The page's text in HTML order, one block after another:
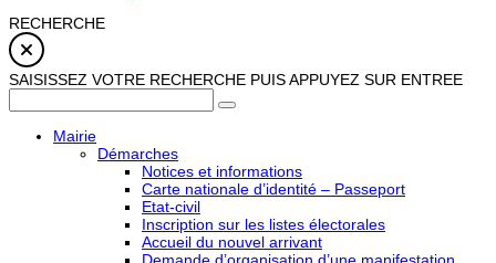
RECHERCHE
SAISISSEZ VOTRE RECHERCHE PUIS APPUYEZ SUR ENTREE
Mairie
Démarches
Notices et informations
Carte nationale d’identité – Passeport
Etat-civil
Inscription sur les listes électorales
Accueil du nouvel arrivant